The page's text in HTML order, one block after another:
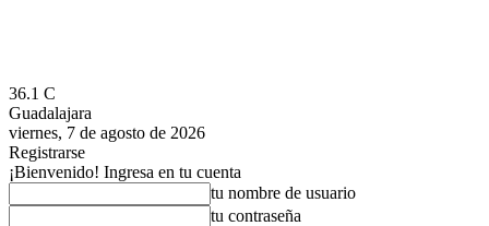
36.1 C
Guadalajara
viernes, 7 de agosto de 2026
Registrarse
¡Bienvenido! Ingresa en tu cuenta
tu nombre de usuario
tu contraseña